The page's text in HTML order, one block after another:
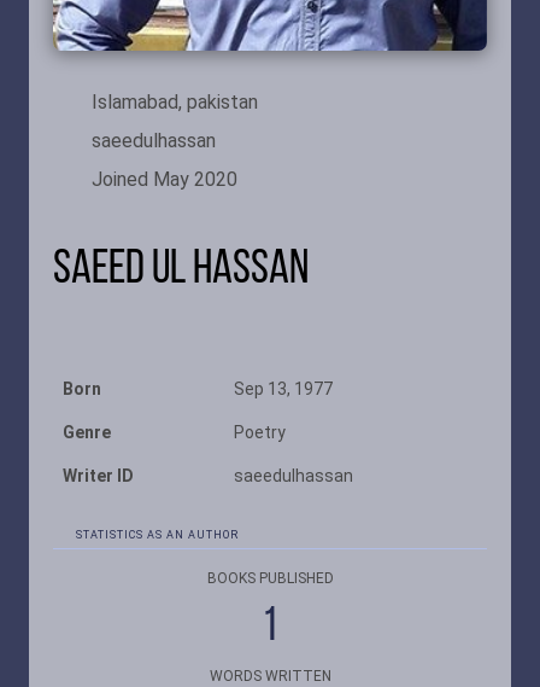
Islamabad, pakistan
saeedulhassan
Joined May 2020
Saeed Ul Hassan
Born Sep 13, 1977
Genre Poetry
Writer ID saeedulhassan
STATISTICS AS AN AUTHOR
BOOKS PUBLISHED
1
WORDS WRITTEN